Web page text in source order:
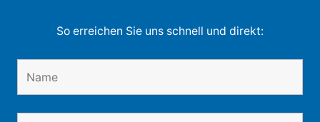
So erreichen Sie uns schnell und direkt: